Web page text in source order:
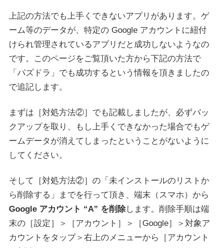
上記の方法でも上手くできないアプリがあります。ゲ
ーム等のデータが、特定の Google アカウントに紐付
けられ管理されているアプリだと成功しないようなの
です。このページをご覧頂いた方から下記の方法で
「パズドラ」でも成功するという情報を頂きましたの
で追記します。
まずは［対処方法②］でも記載しましたが、必ずバッ
クアップを取り、もし上手くできなかった場合でもゲ
ームデータが消えてしまったということがないように
してください。
そして［対処方法②］の「未インストールのリストか
ら削除する」までを行って頂き、端末（スマホ）から
Google アカウント “A” を削除します。削除手順は端
末の［設定］＞［アカウント］＞［Google］＞対象ア
カウントをタップ＞右上のメニューから［アカウント